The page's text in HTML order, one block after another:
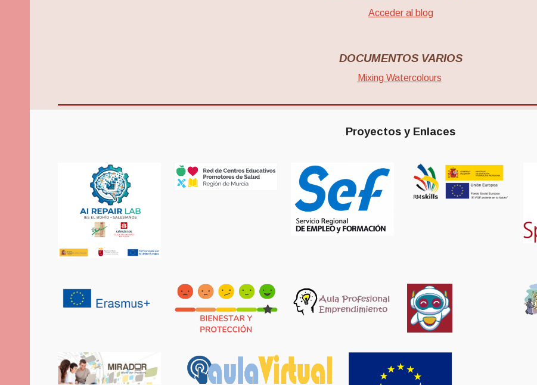
Acceder al blog
DOCUMENTOS VARIOS
Mixing Watercolours
Proyectos y Enlaces